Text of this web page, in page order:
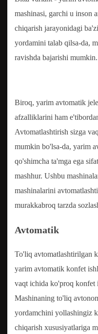
mashinasi, garchi u inson
chiqarish jarayonidagi
yordamini talab qilsa-da,
ravishda bajarishi mumkin.
Biroq, yarim avtomatik
afzalliklarini ham
Avtomatlashtirish sizga
mumkin bo'lsa-da, yarim
qo'shimcha ta'mga ega
mashhur. Ushbu
mashinalarini
murakkabroq tarzda
Avtomatik
To'liq avtomatlashtirilgan
yarim avtomatik konfet
vaqt ichida ko'proq konfet
Mashinaning to'liq
yordamchini yollashingiz
chiqarish xususiyatlariga